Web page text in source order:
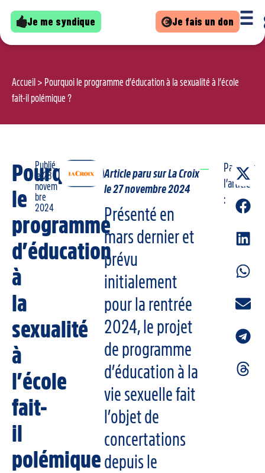
Je me syndique Je fais un don
Accueil > Pourquoi le programme d’éducation à la sexualité à l’école
fait-il polémique ?
Pourquoi
le
programme
d’éducation
à
la
sexualité
à
l’école
fait-
il
polémique
Publié
le 28
novem
bre
2024
Article paru sur La Croix
le 27 novembre 2024
Présenté en
mars dernier et
prévu
initialement
pour la rentrée
2024, le projet
de programme
d’éducation à la
vie sexuelle fait
l’objet de
concertations
depuis le
Partager
l’article
: